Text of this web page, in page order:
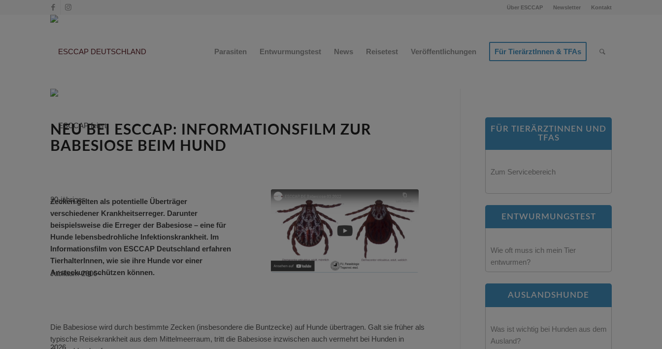
Über ESCCAP Newsletter Kontakt
Parasiten Entwurmungstest News Reisetest Veröffentlichungen Für TierärztInnen & TFAs
NEU BEI ESCCAP: INFORMATIONSFILM ZUR
BABESIOSE BEIM HUND
Zecken gelten als potentielle Überträger
verschiedener Krankheitserreger. Darunter
beispielsweise die Erreger der Babesiose – eine für
Hunde lebensbedrohliche Infektionskrankheit. Im
Informationsfilm von ESCCAP Deutschland erfahren
TierhalterInnen, wie sie ihre Hunde vor einer
Ansteckung schützen können.
Die Babesiose wird durch bestimmte Zecken (insbesondere die Buntzecke) auf Hunde übertragen. Galt sie früher als
typische Reisekrankheit aus dem Mittelmeerraum, tritt die Babesiose inzwischen auch vermehrt bei Hunden in
FÜR TIERÄRZTINNEN UND
TFAS
Zum Servicebereich
ENTWURMUNGSTEST
Wie oft muss ich mein Tier
entwurmen?
AUSLANDSHUNDE
Was ist wichtig bei Hunden aus dem
Ausland?